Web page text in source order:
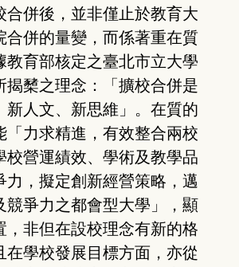
合併後，並非僅止於教育大
合併的量變，而係著重在質
教育部核定之臺北市立大學
揭櫫之理念：「擴校合併是
新人文、新思維」。在質的
「力求精進，有效整合兩校
校營運績效、學術及教學品
力，擬定創新經營策略，邁
競爭力之都會型大學」，顯
，非但在設校理念有新的格
在學校發展目標方面，亦從